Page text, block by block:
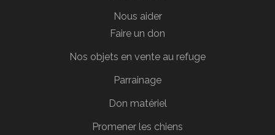
Nous aider
Faire un don
Nos objets en vente au refuge
Parrainage
Don matériel
Promener les chiens